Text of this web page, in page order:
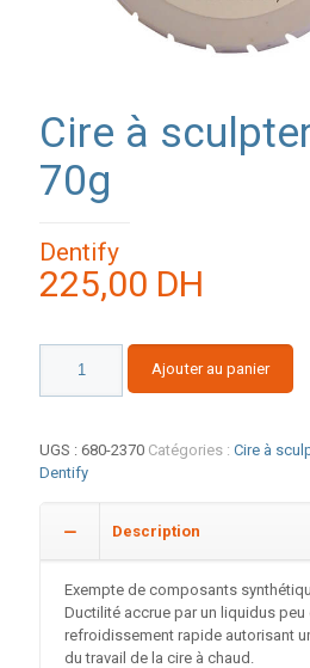
Cire à
70g
Dentify
225,00 DH
Cire
sculpter
Verte
Ajouter au panier
UGS : 680-2370 Catégories : Cire à
Dentify
Description
Exempte de composants
Ductilité accrue par un liquidus peu
refroidissement rapide autorisant
du travail de la cire à chaud.